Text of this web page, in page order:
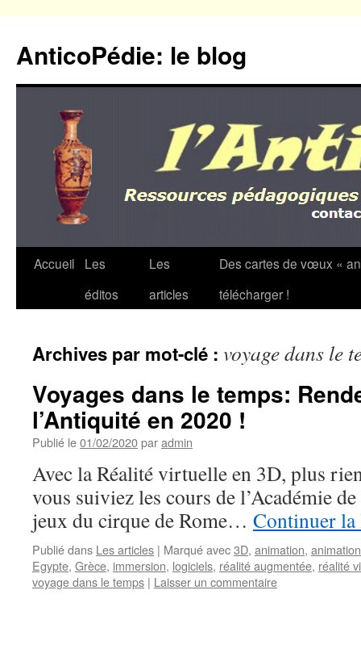
contenu
AnticoPédie: le blog
Accueil
Les
éditos
Les
articles
Des cartes de vœux «
télécharger !
Archives par mot-clé : voyage dans le
Voyages dans le temps:
l’Antiquité en 2020 !
Publié le01/02/2020paradmin
Avec la Réalité virtuelle en 3D, plus
vous suiviez les cours de l’Académie
jeux du cirque de Rome… Continuer
Publié dans Les articles | Marqué avec3D, animation,
Egypte, Grèce, immersion, logiciels, réalité augmentée, réalité
voyage dans le temps | Laisser un commentaire